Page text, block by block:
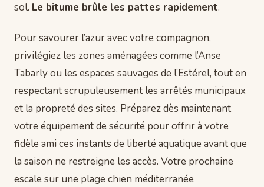
sol. Le bitume brûle les pattes rapidement.
Pour savourer l’azur avec votre compagnon,
privilégiez les zones aménagées comme l’Anse
Tabarly ou les espaces sauvages de l’Estérel, tout en
respectant scrupuleusement les arrêtés municipaux
et la propreté des sites. Préparez dès maintenant
votre équipement de sécurité pour offrir à votre
fidèle ami ces instants de liberté aquatique avant que
la saison ne restreigne les accès. Votre prochaine
escale sur une plage chien méditerranée